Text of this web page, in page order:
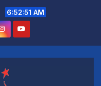
6:52:52 AM